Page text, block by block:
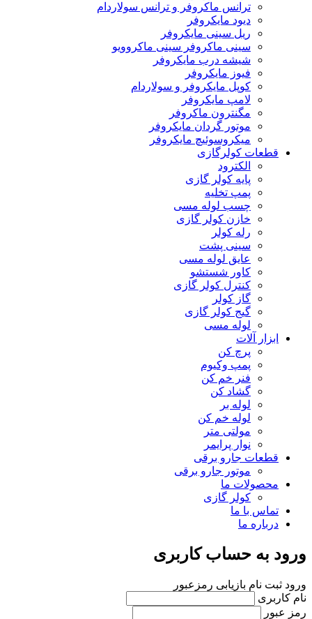
ترانس ماکروفر و ترانس سولاردام
دیود مایکروفر
ریل سینی مایکروفر
سینی ماکروفر سینی ماکروویو
شیشه درب مایکروفر
فیوز مایکروفر
کوپل مایکروفر و سولاردام
لامپ مایکروفر
مگنترون ماکروفر
موتور گردان مایکروفر
میکروسوئیچ مایکروفر
قطعات کولرگازی
الکترود
پایه کولر گازی
پمپ تخلیه
چسب لوله مسی
خازن کولر گازی
رله کولر
سینی پشت
عایق لوله مسی
کاور شستشو
کنترل کولر گازی
گاز کولر
گیج کولر گازی
لوله مسی
ابزار آلات
پرچ کن
پمپ وکیوم
فنر خم کن
گشاد کن
لوله بر
لوله خم کن
مولتی متر
نوار پرایمر
قطعات جارو برقی
موتور جارو برقی
محصولات ما
کولر گازی
تماس با ما
درباره ما
ورود به حساب کاربری
ورود ثبت نام بازیابی رمزعبور
نام کاربری
رمز عبور